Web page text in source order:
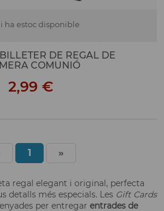
ha estoc disponible
DE REGAL DE
COMUNIÓ
2,99 €
1 »
regal elegant i original, perfecta
detalls més especials. Les Gift Cards
per entregar entrades de